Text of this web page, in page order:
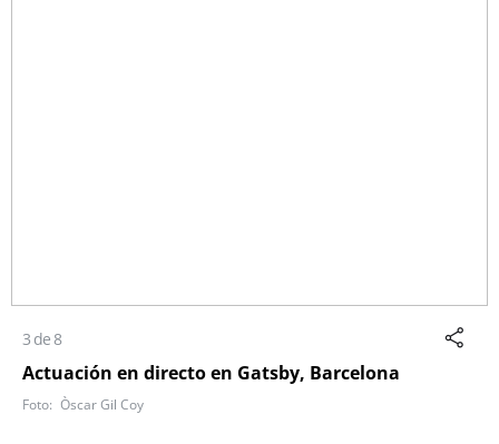
3 de 8
Actuación en directo en Gatsby, Barcelona
Òscar Gil Coy